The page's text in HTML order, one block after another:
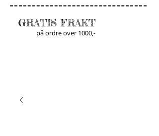
GRATIS FRAKT
på ordre over 1000,-